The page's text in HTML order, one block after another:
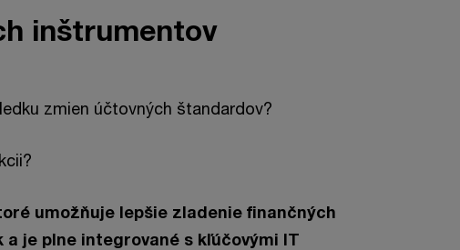
inštrumentov
zmien účtovných štandardov?
umožňuje lepšie zladenie finančných
je plne integrované s kľúčovými IT